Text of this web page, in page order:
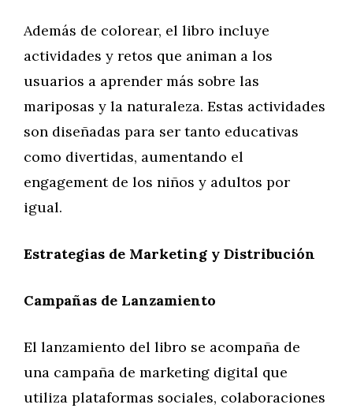
Además de colorear, el libro incluye
actividades y retos que animan a los
usuarios a aprender más sobre las
mariposas y la naturaleza. Estas actividades
son diseñadas para ser tanto educativas
como divertidas, aumentando el
engagement de los niños y adultos por
igual.
Estrategias de Marketing y Distribución
Campañas de Lanzamiento
El lanzamiento del libro se acompaña de
una campaña de marketing digital que
utiliza plataformas sociales, colaboraciones